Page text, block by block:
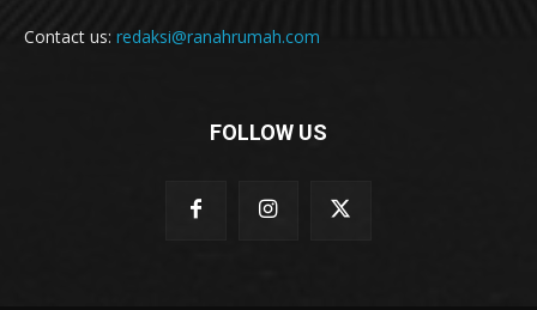
Contact us: redaksi@ranahrumah.com
FOLLOW US